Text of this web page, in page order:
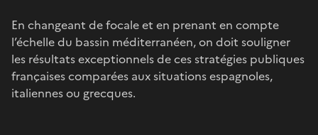
En changeant de focale et en prenant en compte
l’échelle du bassin méditerranéen, on doit souligner
les résultats exceptionnels de ces stratégies publiques
françaises comparées aux situations espagnoles,
italiennes ou grecques.